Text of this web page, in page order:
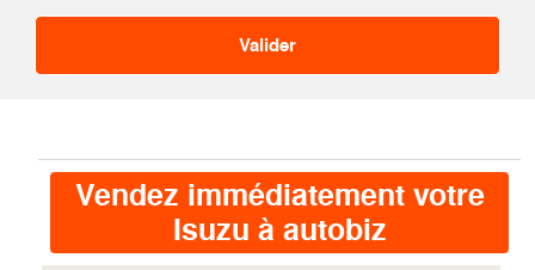
Vendez immédiatement votre
Isuzu à autobiz